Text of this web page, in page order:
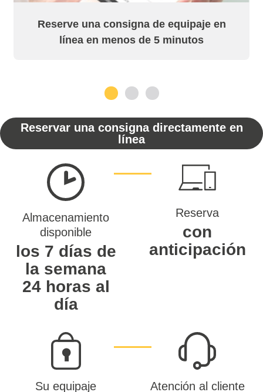
Reserve una consigna de equipaje en
línea en menos de 5 minutos
Reservar una consigna directamente en
línea
Almacenamiento
disponible
los 7 días de
la semana
24 horas al
día
Reserva
con
anticipación
Su equipaje Atención al cliente